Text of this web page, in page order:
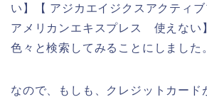
い】【 アジカエイジクスアクティ
アメリカンエキスプレス 使えない
色々と検索してみることにしました
なので、もしも、クレジットカード